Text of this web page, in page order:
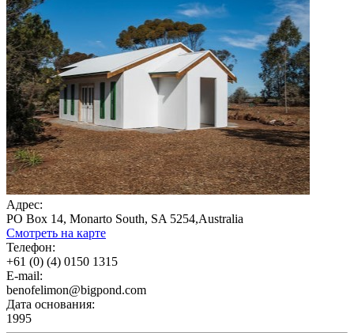
Адрес:
PO Box 14, Monarto South, SA 5254,Australia
Смотреть на карте
Телефон:
+61 (0) (4) 0150 1315
E-mail:
benofelimon@bigpond.com
Дата основания:
1995